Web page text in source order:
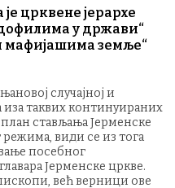
црквене јерархе
у држави“
мафијашима земље“
случајној и
иза таквих континуираних
план стављања Јерменске
види се из тога
посебног
Јерменске цркве.
већ верници ове